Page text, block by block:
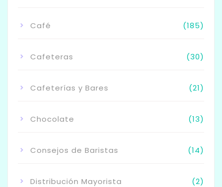
Café (185)
Cafeteras (30)
Cafeterías y Bares (21)
Chocolate (13)
Consejos de Baristas (14)
Distribución Mayorista (2)